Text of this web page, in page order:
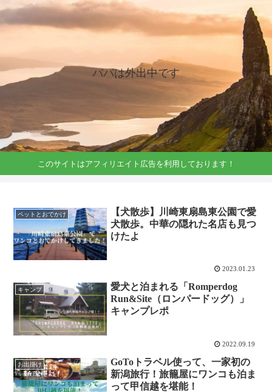
パパは外出中です
このサイトはアフィリエイト広告を利用しております！
ペットとおでかけ
【犬散歩】川崎東扇島東公園で愛
犬散歩。中華の隠れた名店も見つ
けたよ
2023.01.23
キャンプ
愛犬と泊まれる「Romperdog
Run&Site（ロンパードッグ）」
キャンプレポ
2022.09.19
お出掛け
GoToトラベル使って、一家初の
新潟旅行！旅籠屋にワンコも泊ま
って甲信越を堪能！